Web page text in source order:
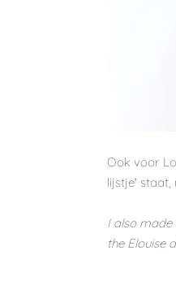
Ook voor
lijstje' staat,
I also
the Elouise